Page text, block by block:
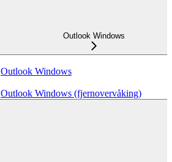
Outlook Windows
Outlook Windows
Outlook Windows (fjernovervåking)